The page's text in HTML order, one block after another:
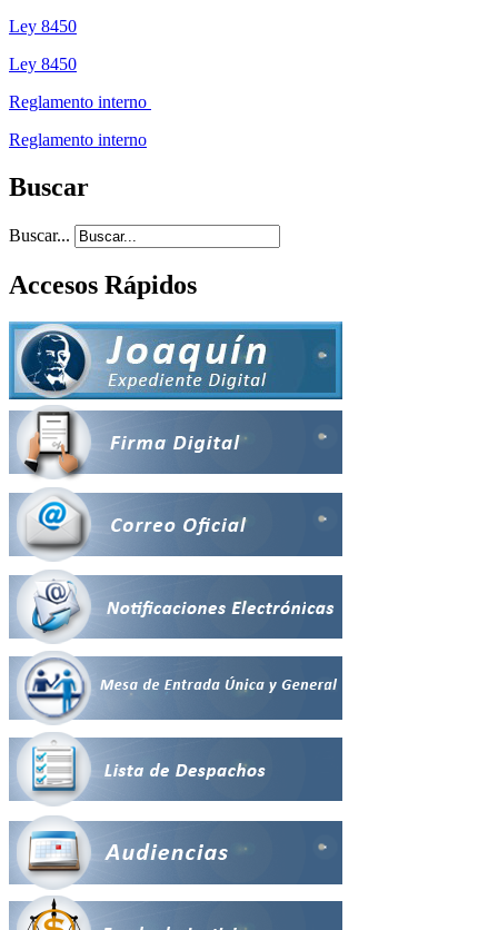
Ley 8450
Ley 8450
Reglamento interno
Reglamento interno
Buscar
Buscar...
Accesos Rápidos